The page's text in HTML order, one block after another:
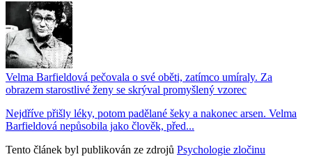
Velma Barfieldová pečovala o své oběti, zatímco umíraly. Za
obrazem starostlivé ženy se skrýval promyšlený vzorec
Nejdříve přišly léky, potom padělané šeky a nakonec arsen. Velma
Barfieldová nepůsobila jako člověk, před...
Tento článek byl publikován ze zdrojů Psychologie zločinu